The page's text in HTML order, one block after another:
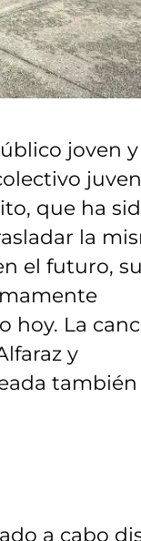
joven y
que ha
la
el futuro,
hoy. La
y
también
a cabo